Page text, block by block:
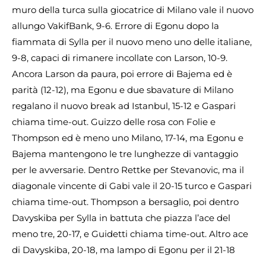
muro della turca sulla giocatrice di Milano vale il nuovo
allungo VakifBank, 9-6. Errore di Egonu dopo la
fiammata di Sylla per il nuovo meno uno delle italiane,
9-8, capaci di rimanere incollate con Larson, 10-9.
Ancora Larson da paura, poi errore di Bajema ed è
parità (12-12), ma Egonu e due sbavature di Milano
regalano il nuovo break ad Istanbul, 15-12 e Gaspari
chiama time-out. Guizzo delle rosa con Folie e
Thompson ed è meno uno Milano, 17-14, ma Egonu e
Bajema mantengono le tre lunghezze di vantaggio
per le avversarie. Dentro Rettke per Stevanovic, ma il
diagonale vincente di Gabi vale il 20-15 turco e Gaspari
chiama time-out. Thompson a bersaglio, poi dentro
Davyskiba per Sylla in battuta che piazza l’ace del
meno tre, 20-17, e Guidetti chiama time-out. Altro ace
di Davyskiba, 20-18, ma lampo di Egonu per il 21-18